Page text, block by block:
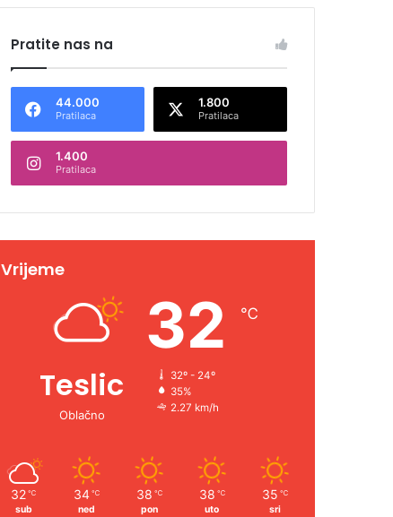
Pratite nas na
44.000
Pratilaca
1.800
Pratilaca
1.400
Pratilaca
Vrijeme
Teslic
Oblačno
32 ℃
32º - 24º
35%
2.27 km/h
32 ℃
sub
34 ℃
ned
38 ℃
pon
38 ℃
uto
35 ℃
sri